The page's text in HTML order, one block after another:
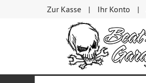
Zur Kasse Ihr Konto